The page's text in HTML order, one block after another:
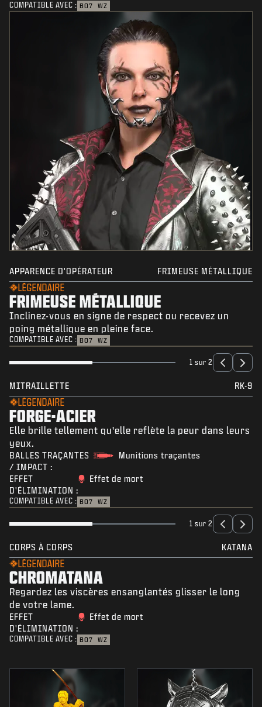
COMPATIBLE AVEC : BO7 WZ
APPARENCE D'OPÉRATEUR FRIMEUSE MÉTALLIQUE
LÉGENDAIRE
FRIMEUSE MÉTALLIQUE
Inclinez-vous en signe de respect ou recevez un
poing métallique en pleine face.
COMPATIBLE AVEC : BO7 WZ
1 sur 2
MITRAILLETTE RK-9
LÉGENDAIRE
FORGE-ACIER
Elle brille tellement qu'elle reflète la peur dans leurs
yeux.
BALLES TRAÇANTES
/ IMPACT :
Munitions traçantes
EFFET
D'ÉLIMINATION :
Effet de mort
COMPATIBLE AVEC : BO7 WZ
1 sur 2
CORPS À CORPS KATANA
LÉGENDAIRE
CHROMATANA
Regardez les viscères ensanglantés glisser le long
de votre lame.
EFFET
D'ÉLIMINATION :
Effet de mort
COMPATIBLE AVEC : BO7 WZ